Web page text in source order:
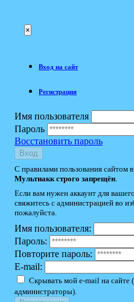
×
Вход на сайт
Регистрация
Имя пользователя
Пароль
Восстановить пароль
Вход
С правилами пользования сайтом
Мультиакк строго запрещён
Если вам нужен аккаунт для
свяжитесь с администрацией во
пожалуйста.
Имя пользователя:
Пароль:
Повторите пароль:
E-mail:
Скрывать мой e-mail на сайте
администраторы).